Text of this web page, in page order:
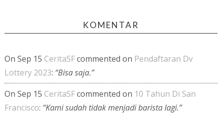
KOMENTAR
On Sep 15 CeritaSFcommented on Pendaftaran Dv
Lottery 2023: “Bisa saja.”
On Sep 15 CeritaSFcommented on 10 Tahun Di San
Francisco: “Kami sudah tidak menjadi barista lagi.”